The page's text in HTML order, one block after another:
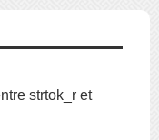
strtok_r et